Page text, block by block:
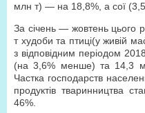
млн т) — на 18,8%, а сої
За січень — жовтень цього
т худоби та птиці(у живій
з відповідним періодом
(на 3,6% менше) та 14,3
Частка господарств
продуктів тваринництва
46%.